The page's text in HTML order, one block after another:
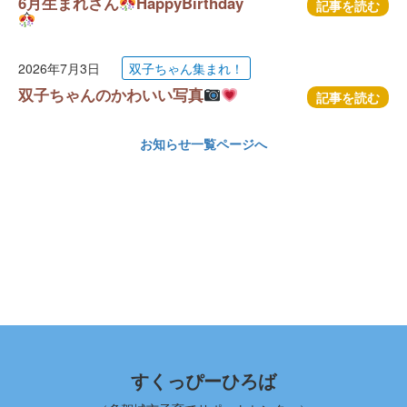
記事を読む
2026年7月3日 双子ちゃん集まれ！
双子ちゃんのかわいい写真 記事を読む
お知らせ一覧ページへ
すくっぴーひろば